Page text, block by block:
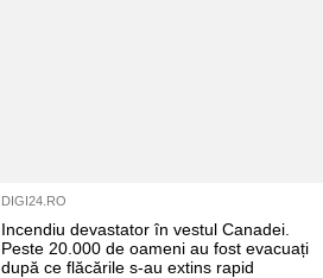
DIGI24.RO
Incendiu devastator în vestul Canadei.
Peste 20.000 de oameni au fost evacuați
după ce flăcările s-au extins rapid